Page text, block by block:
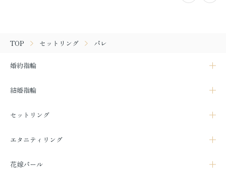
TOP セットリング パレ
婚約指輪
結婚指輪
セットリング
エタニティリング
花嫁パール